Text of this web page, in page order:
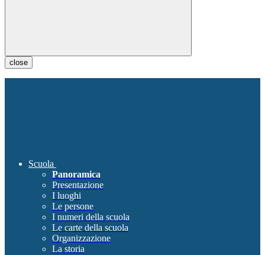
close
Scuola
Panoramica
Presentazione
I luoghi
Le persone
I numeri della scuola
Le carte della scuola
Organizzazione
La storia